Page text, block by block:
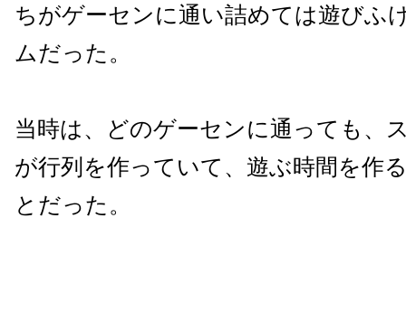
ちがゲーセンに通い詰めては遊びふ
ムだった。
当時は、どのゲーセンに通っても、
が行列を作っていて、遊ぶ時間を作
とだった。